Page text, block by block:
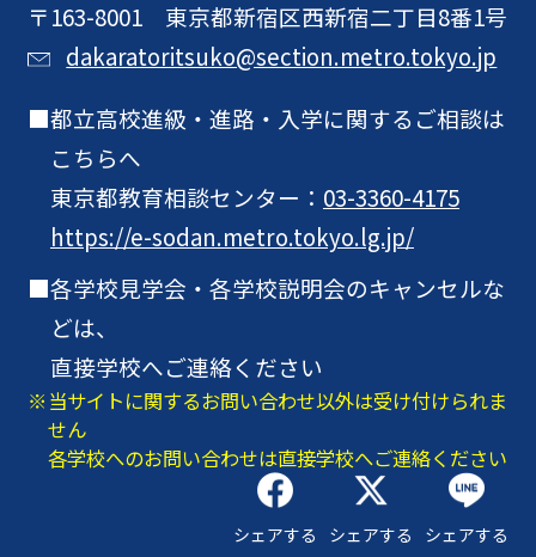
〒163-8001 東京都新宿区西新宿二丁目8番1号
dakaratoritsuko@section.metro.tokyo.jp
都立高校進級・進路・入学に関するご相談は
こちらへ
東京都教育相談センター： 03-3360-4175
https://e-sodan.metro.tokyo.lg.jp/
各学校見学会・各学校説明会のキャンセルな
どは、
直接学校へご連絡ください
当サイトに関するお問い合わせ以外は受け付けられま
せん
各学校へのお問い合わせは直接学校へご連絡ください
シェアする シェアする シェアする